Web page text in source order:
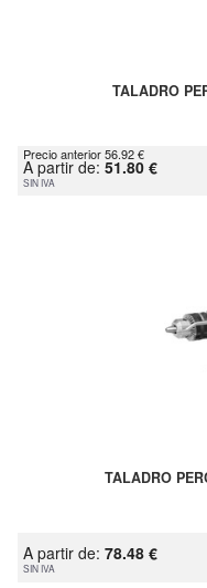
TALADRO
Precio anterior 56.92 €
A partir de: 51.80 €
SIN IVA
TALADRO
A partir de: 78.48 €
SIN IVA